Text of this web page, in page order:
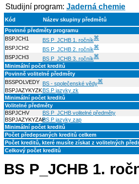
Studijní program: Jaderná chemie
Kód
Název skupiny předmětů
Povinné předměty programu
BSPJCH1
BS P_JCHB 1. ročník⌘
BSPJCH2
BS P_JCHB 2. ročník⌘
BSPJCH3
BS P_JCHB 3. ročník⌘
Minimální počet kreditů
Povinně volitelné předměty
BSSPOLVEDY
BS - společenské vědy⌘
BSPJAZYKYZK BS P jazyky zk
Minimální počet kreditů
Volitelné předměty
BSPJCHV
BS P_JCHB volitelné předměty
BSPJAZYKYZAPBS P jazyky zap
Minimální počet kreditů
Počet předepsaných kreditů celkem
Počet kreditů, které musíte získat z volitelných
Celkový počet kreditů
BS P_JCHB 1.